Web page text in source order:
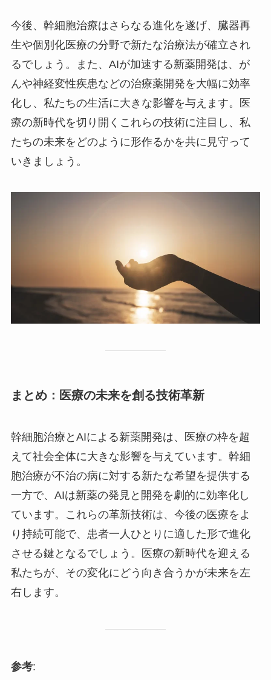
今後、幹細胞治療はさらなる進化を遂げ、臓器再
生や個別化医療の分野で新たな治療法が確立され
るでしょう。また、AIが加速する新薬開発は、が
んや神経変性疾患などの治療薬開発を大幅に効率
化し、私たちの生活に大きな影響を与えます。医
療の新時代を切り開くこれらの技術に注目し、私
たちの未来をどのように形作るかを共に見守って
いきましょう。
まとめ：医療の未来を創る技術革新
幹細胞治療とAIによる新薬開発は、医療の枠を超
えて社会全体に大きな影響を与えています。幹細
胞治療が不治の病に対する新たな希望を提供する
一方で、AIは新薬の発見と開発を劇的に効率化し
ています。これらの革新技術は、今後の医療をよ
り持続可能で、患者一人ひとりに適した形で進化
させる鍵となるでしょう。医療の新時代を迎える
私たちが、その変化にどう向き合うかが未来を左
右します。
参考: